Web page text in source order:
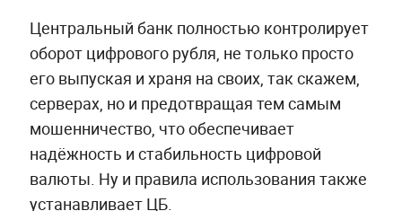
Центральный банк полностью контролирует
оборот цифрового рубля, не только просто
его выпуская и храня на своих, так скажем,
серверах, но и предотвращая тем самым
мошенничество, что обеспечивает
надёжность и стабильность цифровой
валюты. Ну и правила использования также
устанавливает ЦБ.